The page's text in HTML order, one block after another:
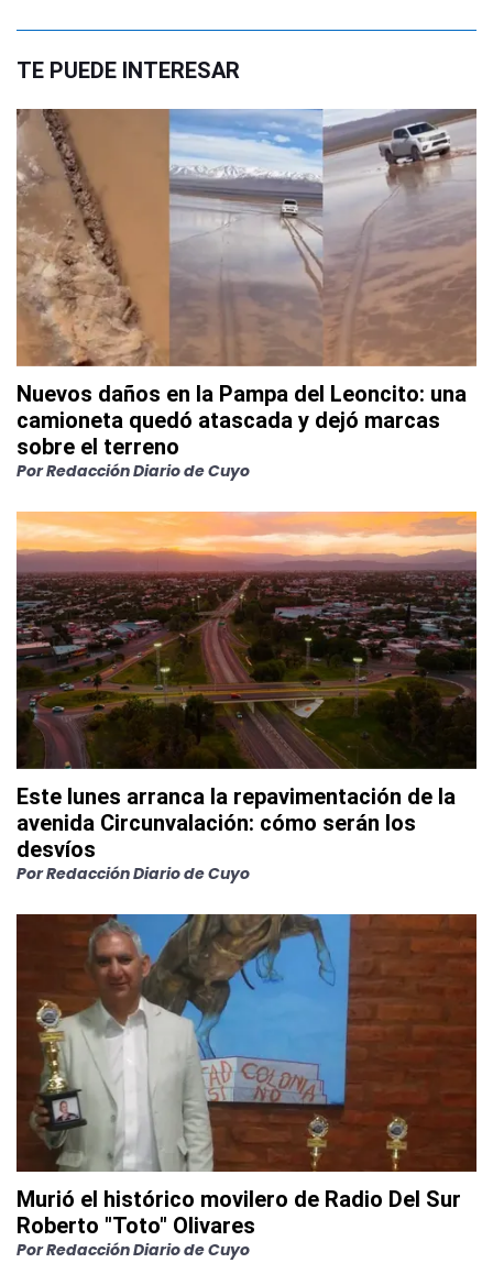
TE PUEDE INTERESAR
Nuevos daños en la Pampa del Leoncito: una
camioneta quedó atascada y dejó marcas
sobre el terreno
PorRedacción Diario de Cuyo
Este lunes arranca la repavimentación de la
avenida Circunvalación: cómo serán los
desvíos
PorRedacción Diario de Cuyo
Murió el histórico movilero de Radio Del Sur
Roberto "Toto" Olivares
PorRedacción Diario de Cuyo